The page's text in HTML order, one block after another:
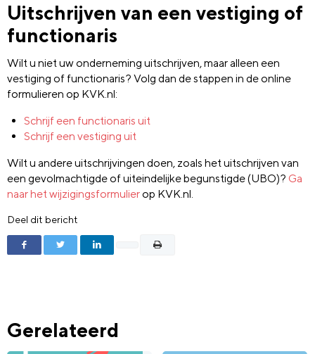
Uitschrijven van een vestiging of
functionaris
Wilt u niet uw onderneming uitschrijven, maar alleen een
vestiging of functionaris? Volg dan de stappen in de online
formulieren op KVK.nl:
Schrijf een functionaris uit
Schrijf een vestiging uit
Wilt u andere uitschrijvingen doen, zoals het uitschrijven van
een gevolmachtigde of uiteindelijke begunstigde (UBO)? Ga
naar het wijzigingsformulierop KVK.nl.
Deel dit bericht
Gerelateerd